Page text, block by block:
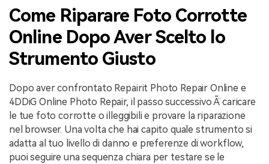
Come Riparare Foto Corrotte
Online Dopo Aver Scelto lo
Strumento Giusto
Dopo aver confrontato Repairit Photo Repair Online e
4DDiG Online Photo Repair, il passo successivo Ã¨ caricare
le tue foto corrotte o illeggibili e provare la riparazione
nel browser. Una volta che hai capito quale strumento si
adatta al tuo livello di danno e preferenze di workflow,
puoi seguire una sequenza chiara per testare se le